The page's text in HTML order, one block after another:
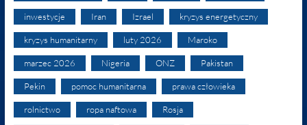
inwestycje Iran Izrael kryzys energetyczny
kryzys humanitarny luty 2026 Maroko
marzec 2026 Nigeria ONZ Pakistan
Pekin pomoc humanitarna prawa człowieka
rolnictwo ropa naftowa Rosja